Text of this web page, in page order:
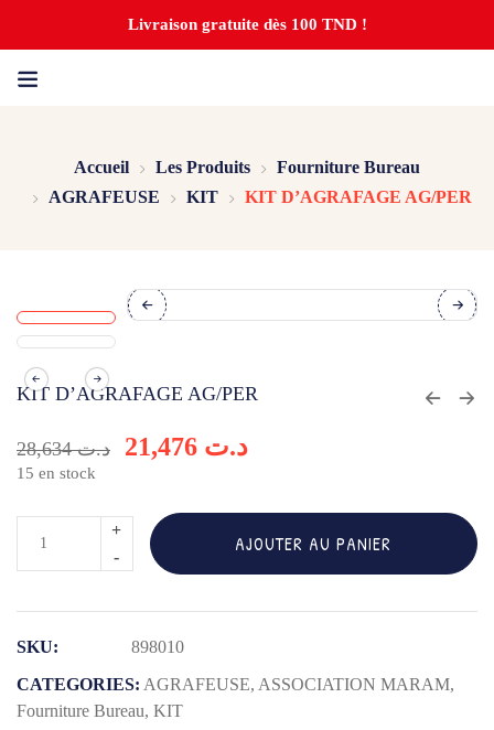
Livraison gratuite dès 100 TND !
Accueil Les Produits
Fourniture Bureau
AGRAFEUSE
KIT KIT D’AGRAFAGE AG/PER
KIT D’AGRAFAGE AG/PER
د.ت28,634 د.ت
15 en stock
AG/PER
AJOUTER AU PANIER
SKU:
898010
CATEGORIES: AGRAFEUSE, ASSOCIATION MARAM,
Fourniture Bureau, KIT